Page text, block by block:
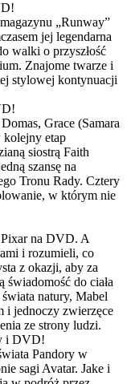
„Runway”
jej legendarna
walki o przyszłość
Znajome twarze i
stylowej kontynuacji
Grace (Samara
kolejny etap
siostrą Faith
szansę na
Tronu Rady. Cztery
w którym nie
Pixar na DVD. A
i rozumieli, co
z okazji, aby za
do ciała
natury, Mabel
i jednoczy zwierzęce
ze strony ludzi.
i DVD!
Pandory w
sagi Avatar. Jake i